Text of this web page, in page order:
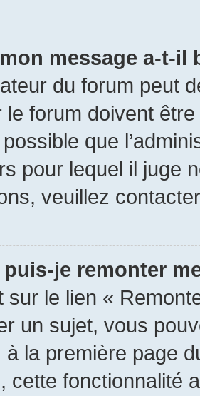
message a-t-il
du forum peut
le forum doivent
que
pour lequel il juge
veuillez
je remonter
sur le lien «
un sujet, vous
à la première page
cette fonctionnalité